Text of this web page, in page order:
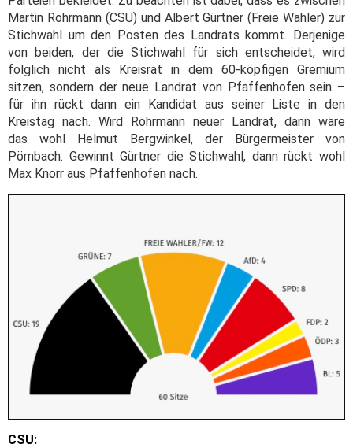
Martin Rohrmann (CSU) und Albert Gürtner (Freie Wähler) zur
Stichwahl um den Posten des Landrats kommt. Derjenige
von beiden, der die Stichwahl für sich entscheidet, wird
folglich nicht als Kreisrat in dem 60-köpfigen Gremium
sitzen, sondern der neue Landrat von Pfaffenhofen sein –
für ihn rückt dann ein Kandidat aus seiner Liste in den
Kreistag nach. Wird Rohrmann neuer Landrat, dann wäre
das wohl Helmut Bergwinkel, der Bürgermeister von
Pörnbach. Gewinnt Gürtner die Stichwahl, dann rückt wohl
Max Knorr aus Pfaffenhofen nach.
CSU: